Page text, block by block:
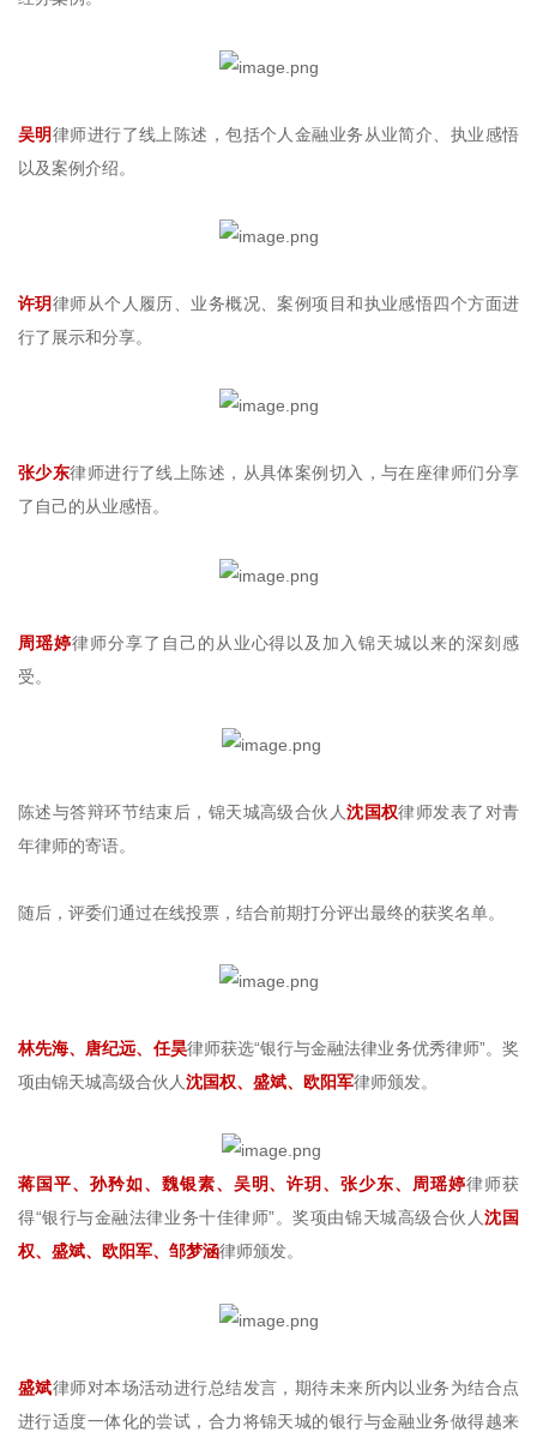
吴明律师进行了线上陈述，包括个人金融业务从业简介、执业感悟
以及案例介绍。
许玥律师从个人履历、业务概况、案例项目和执业感悟四个方面进
行了展示和分享。
张少东律师进行了线上陈述，从具体案例切入，与在座律师们分享
了自己的从业感悟。
周瑶婷律师分享了自己的从业心得以及加入锦天城以来的深刻感
受。
陈述与答辩环节结束后，锦天城高级合伙人沈国权律师发表了对青
年律师的寄语。
随后，评委们通过在线投票，结合前期打分评出最终的获奖名单。
林先海、唐纪远、任昊律师获选“银行与金融法律业务优秀律师”。奖
项由锦天城高级合伙人沈国权、盛斌、欧阳军律师颁发。
蒋国平、孙矜如、魏银素、吴明、许玥、张少东、周瑶婷律师获
得“银行与金融法律业务十佳律师”。奖项由锦天城高级合伙人沈国
权、盛斌、欧阳军、邹梦涵律师颁发。
盛斌律师对本场活动进行总结发言，期待未来所内以业务为结合点
进行适度一体化的尝试，合力将锦天城的银行与金融业务做得越来